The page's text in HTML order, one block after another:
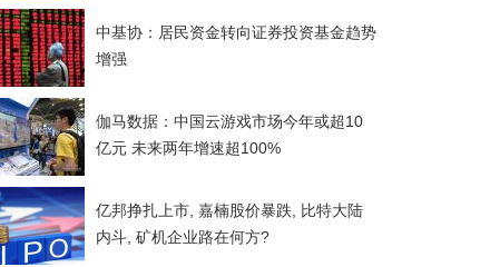
中基协：居民资金转向证券投资基金趋势
增强
伽马数据：中国云游戏市场今年或超10
亿元 未来两年增速超100%
亿邦挣扎上市, 嘉楠股价暴跌, 比特大陆
内斗, 矿机企业路在何方?